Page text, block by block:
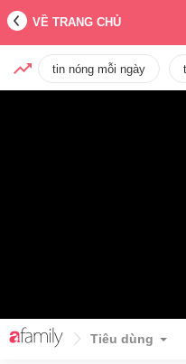
VỀ TRANG CHỦ
tin nóng mỗi ngày
Tiêu dùng